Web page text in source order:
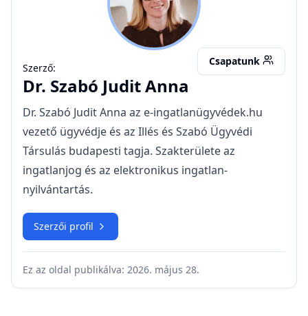
SJA
Szerző:
Csapatunk
Dr. Szabó Judit Anna
Dr. Szabó Judit Anna az e-ingatlanügyvédek.hu
vezető ügyvédje és az Illés és Szabó Ügyvédi
Társulás budapesti tagja. Szakterülete az
ingatlanjog és az elektronikus ingatlan-
nyilvántartás.
Szerzői profil
Ez az oldal publikálva: 2026. május 28.